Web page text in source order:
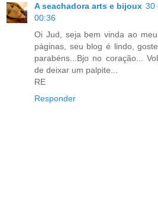
A seachadora arts e bijoux 30
00:36
Oi Jud, seja bem vinda ao
páginas, seu blog é lindo,
parabéns...Bjo no coração...
de deixar um palpite...
RE
Responder